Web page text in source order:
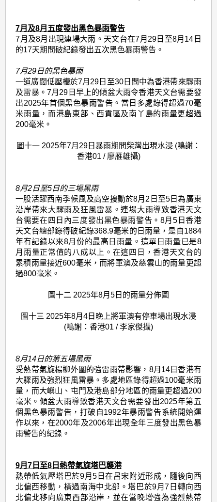
7月及8月五度發出黑色暴雨警告
7月及8月出現連場大雨。天文台在7月29日至8月14日
的17天期間破紀錄發出五次黑色暴雨警告。
7月29日的黑色暴雨
一道廣闊低壓槽於7月29日至30日間中為香港帶來驟雨
及雷暴。7月29日早上的傾盆大雨令香港天文台需要發
出2025年首個黑色暴雨警告。當日多處錄得超過70毫
米雨量，而港島東部、西貢區及南丫島的雨量更超過
200毫米。
圖十一 2025年7月29日暴雨期間柴灣出現水浸 (鳴謝：
香港01 / 廖雁雄攝)
8月2日至5日的三場黑雨
一股活躍西南季候風及高空擾動於8月2日至5日為廣東
沿岸帶來大驟雨及狂風雷暴。連場大雨導致香港天文
台需要在四日內三度發出黑色暴雨警告。8月5日香港
天文台總部錄得破紀錄368.9毫米的日雨量，是自1884
年有記錄以來8月份的最高日雨量。這單日雨量已是8
月雨量正常值的八成以上。在這四日，香港天文台的
累積雨量接近600毫米，而將軍澳及慈雲山的雨量更超
過800毫米。
圖十二 2025年8月5日的雨量分佈圖
圖十三 2025年8月4日晚上將軍澳有停車場出現水浸
(鳴謝：香港01 / 李家傑攝)
8月14日的第五場黑雨
受熱帶氣旋楊柳外圍的強雷雨帶影響，8月14日香港有
大驟雨及強烈狂風雷暴。多處地區錄得超過100毫米雨
量，而大嶼山、屯門及港島部分地區的雨量更超過200
毫米。傾盆大雨導致香港天文台需要發出2025年第五
個黑色暴雨警告，打破自1992年暴雨警告系統開始運
作以來，在2000年及2006年出現全年三度發出黑色暴
雨警告的紀錄。
9月7日至8日熱帶氣旋塔巴襲港
熱帶低氣壓塔巴於9月5日在呂宋附近形成，隨後向西
北偏西移動，橫過南海中北部。塔巴於9月7日轉向西
北偏北移向廣東西部沿岸，並在當晚增強為強烈熱帶